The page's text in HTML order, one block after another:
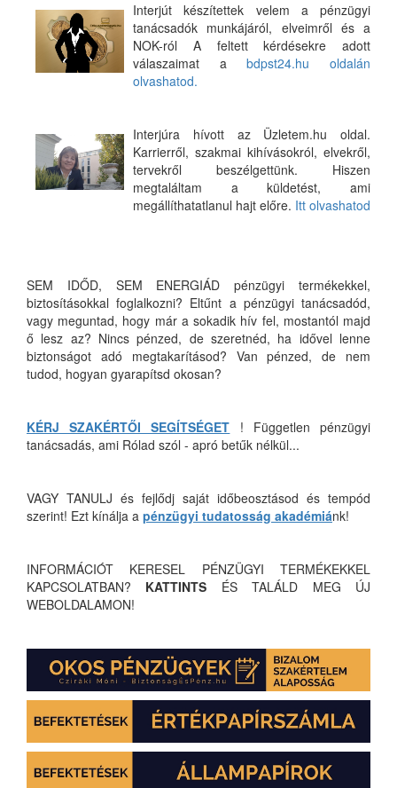
Interjút készítettek velem a pénzügyi
tanácsadók munkájáról, elveimről és a
NOK-ról A feltett kérdésekre adott
válaszaimat abdpst24.hu oldalán
olvashatod.
Interjúra hívott az Üzletem.hu oldal.
Karrierről, szakmai kihívásokról, elvekről,
tervekről beszélgettünk. Hiszen
megtaláltam a küldetést, ami
megállíthatatlanul hajt előre. Itt olvashatod
SEM IDŐD, SEM ENERGIÁD pénzügyi termékekkel,
biztosításokkal foglalkozni? Eltűnt a pénzügyi tanácsadód,
vagy meguntad, hogy már a sokadik hív fel, mostantól majd
ő lesz az? Nincs pénzed, de szeretnéd, ha idővel lenne
biztonságot adó megtakarításod? Van pénzed, de nem
tudod, hogyan gyarapítsd okosan?
KÉRJ SZAKÉRTŐI SEGÍTSÉGET ! Független pénzügyi
tanácsadás, ami Rólad szól - apró betűk nélkül...
VAGY TANULJ és fejlődj saját időbeosztásod és tempód
szerint! Ezt kínálja a pénzügyi tudatosság akadémiánk!
INFORMÁCIÓT KERESEL PÉNZÜGYI TERMÉKEKKEL
KAPCSOLATBAN? KATTINTS ÉS TALÁLD MEG ÚJ
WEBOLDALAMON!